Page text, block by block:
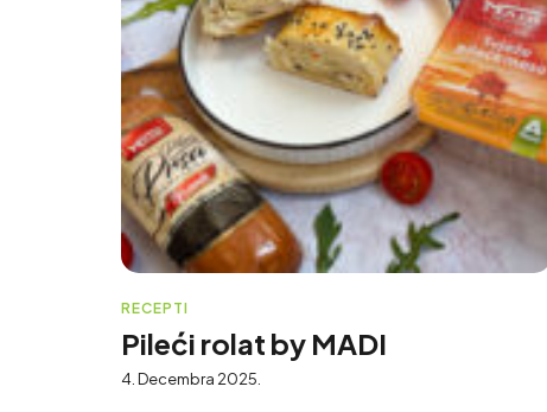
RECEPTI
Pileći rolat by MADI
4. Decembra 2025.